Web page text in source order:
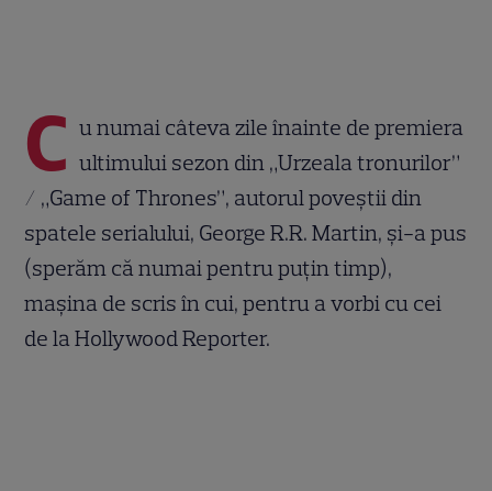
C u numai câteva zile înainte de premiera
ultimului sezon din „Urzeala tronurilor”
/ „Game of Thrones”, autorul poveștii din
spatele serialului, George R.R. Martin, și-a pus
(sperăm că numai pentru puțin timp),
mașina de scris în cui, pentru a vorbi cu cei
de la Hollywood Reporter.